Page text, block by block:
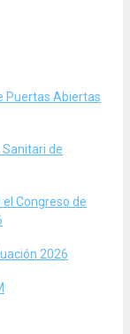
Puertas Abiertas
Sanitari de
Congreso de
2026